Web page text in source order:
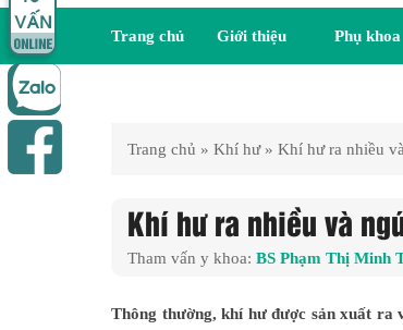
Trang chủ Giới thiệu Phụ khoa
Trang chủ » Khí hư» Khí hư ra nhiều
Khí hư ra nhiều và
Tham vấn y khoa: BS Phạm Thị Minh
Thông thường, khí hư được sản xuất ra